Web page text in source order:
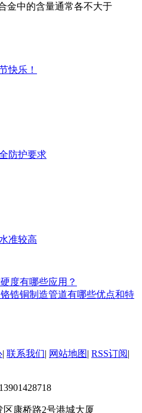
金中的含量通常各不大于
快乐！
防护要求
准较高
度有哪些应用？
锆铜制造管道有哪些优点和特
| 联系我们| 网站地图| RSS订阅|
康桥路2号港城大厦